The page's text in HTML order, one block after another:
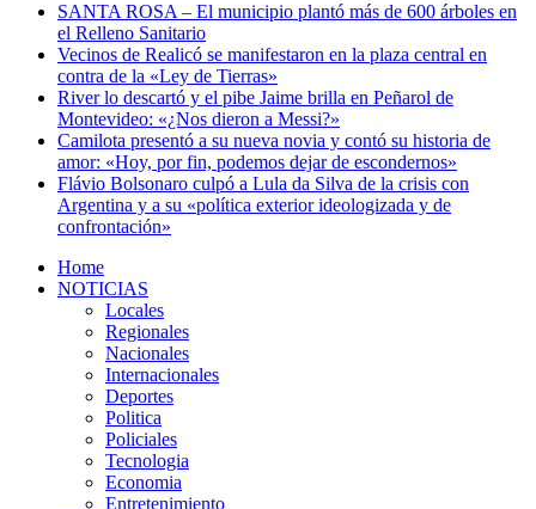
SANTA ROSA – El municipio plantó más de 600 árboles en
el Relleno Sanitario
Vecinos de Realicó se manifestaron en la plaza central en
contra de la «Ley de Tierras»
River lo descartó y el pibe Jaime brilla en Peñarol de
Montevideo: «¿Nos dieron a Messi?»
Camilota presentó a su nueva novia y contó su historia de
amor: «Hoy, por fin, podemos dejar de escondernos»
Flávio Bolsonaro culpó a Lula da Silva de la crisis con
Argentina y a su «política exterior ideologizada y de
confrontación»
Home
NOTICIAS
Locales
Regionales
Nacionales
Internacionales
Deportes
Politica
Policiales
Tecnologia
Economia
Entretenimiento